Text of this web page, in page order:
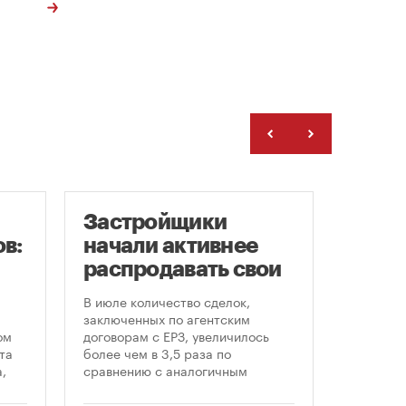
Застройщики
начали активнее
распродавать свои
земельные участки
В июле количество сделок,
заключенных по агентским
договорам с ЕРЗ, увеличилось
более чем в 3,5 раза по
сравнению с аналогичным